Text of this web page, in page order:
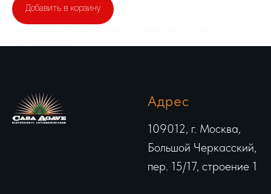
Добавить в корзину
Адрес
109012, г. Москва,
Большой Черкасский,
пер. 15/17, строение 1